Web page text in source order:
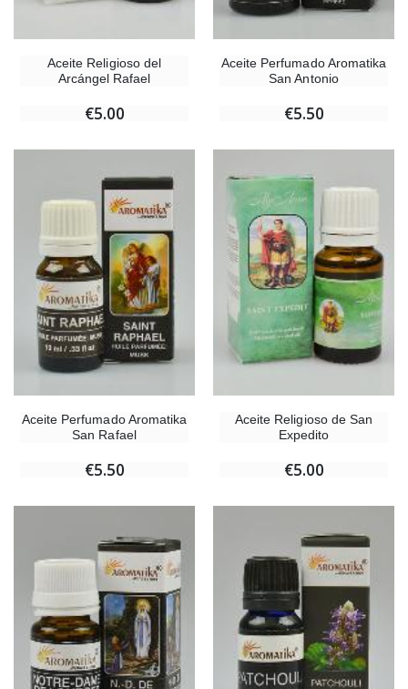
Aceite Religioso del
Arcángel Rafael
€5.00
Aceite Perfumado Aromatika
San Antonio
€5.50
Aceite Perfumado Aromatika
San Rafael
€5.50
Aceite Religioso de San
Expedito
€5.00